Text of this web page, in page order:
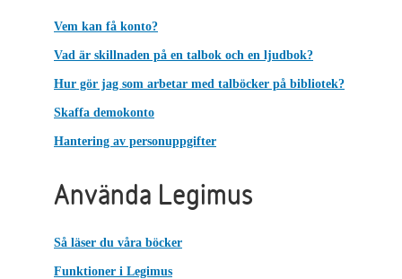
Vem kan få konto?
Vad är skillnaden på en talbok och en ljudbok?
Hur gör jag som arbetar med talböcker på bibliotek?
Skaffa demokonto
Hantering av personuppgifter
Använda Legimus
Så läser du våra böcker
Funktioner i Legimus